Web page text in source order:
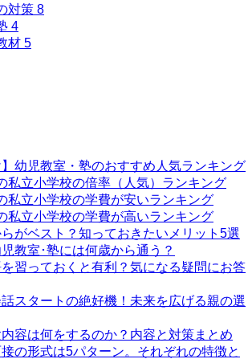
対策 8
4
材 5
】幼児教室・塾のおすすめ人気ランキング
私立小学校の倍率（人気）ランキング
私立小学校の学費が安いランキング
私立小学校の学費が高いランキング
がベスト？知っておきたいメリット5選
児教室･塾には何歳から通う？
習っておくと有利？気になる疑問にお答
スタートの絶好機！未来を広げる親の選
容は何をするのか？内容と対策まとめ
の形式は5パターン。それぞれの特徴と